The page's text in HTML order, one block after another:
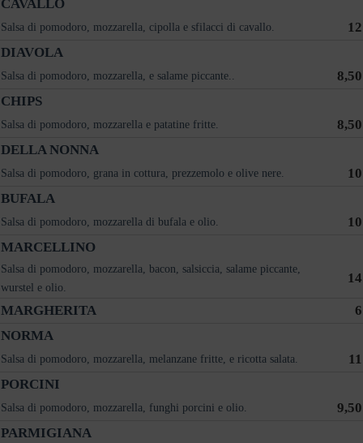
CAVALLO
Salsa di pomodoro, mozzarella, cipolla e sfilacci di cavallo.
12
DIAVOLA
Salsa di pomodoro, mozzarella, e salame piccante..
8,50
CHIPS
Salsa di pomodoro, mozzarella e patatine fritte.
8,50
DELLA NONNA
Salsa di pomodoro, grana in cottura, prezzemolo e olive nere.
10
BUFALA
Salsa di pomodoro, mozzarella di bufala e olio.
10
MARCELLINO
Salsa di pomodoro, mozzarella, bacon, salsiccia, salame piccante,
wurstel e olio.
14
MARGHERITA
6
NORMA
Salsa di pomodoro, mozzarella, melanzane fritte, e ricotta salata.
11
PORCINI
Salsa di pomodoro, mozzarella, funghi porcini e olio.
9,50
PARMIGIANA